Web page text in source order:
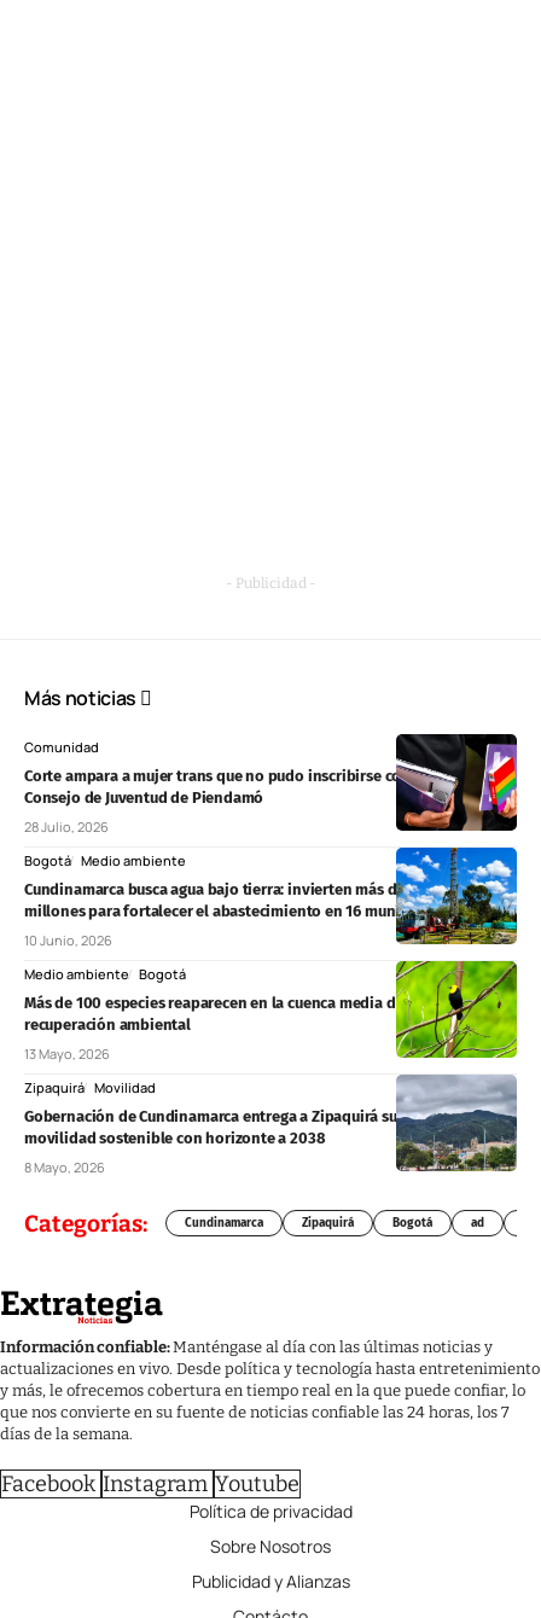
- Publicidad -
Más noticias
Comunidad
Corte ampara a mujer trans que no pudo inscribirse como candidata al
Consejo de Juventud de Piendamó
28 Julio, 2026
Bogotá Medio ambiente
Cundinamarca busca agua bajo tierra: invierten más de $12.240
millones para fortalecer el abastecimiento en 16 municipios
10 Junio, 2026
Medio ambiente Bogotá
Más de 100 especies reaparecen en la cuenca media del río Bogotá tras
recuperación ambiental
13 Mayo, 2026
Zipaquirá Movilidad
Gobernación de Cundinamarca entrega a Zipaquirá su plan de
movilidad sostenible con horizonte a 2038
8 Mayo, 2026
Categorías: Cundinamarca Zipaquirá Bogotá ad
Información confiable:Manténgase al día con las últimas noticias y
actualizaciones en vivo. Desde política y tecnología hasta entretenimiento
y más, le ofrecemos cobertura en tiempo real en la que puede confiar, lo
que nos convierte en su fuente de noticias confiable las 24 horas, los 7
días de la semana.
Facebook Instagram Youtube
Política de privacidad
Sobre Nosotros
Publicidad y Alianzas